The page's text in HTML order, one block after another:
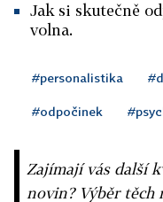
Jak si skutečně
volna.
#personalistika
#odpočinek
Zajímají vás další
novin? Výběr těch